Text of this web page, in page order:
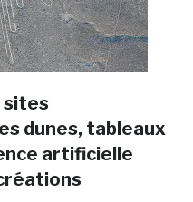
sites
dunes, tableaux
artificielle